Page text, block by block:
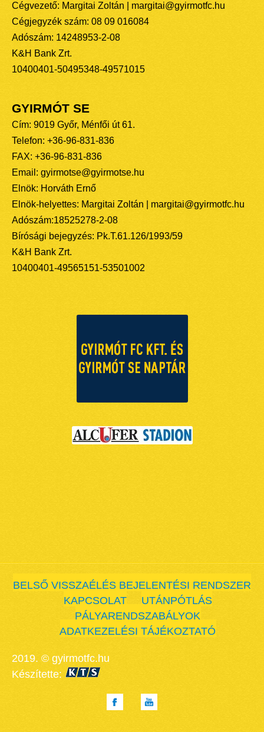
Cégvezető: Margitai Zoltán | margitai@gyirmotfc.hu
Cégjegyzék szám: 08 09 016084
Adószám: 14248953-2-08
K&H Bank Zrt.
10400401-50495348-49571015
GYIRMÓT SE
Cím: 9019 Győr, Ménfői út 61.
Telefon: +36-96-831-836
FAX: +36-96-831-836
Email: gyirmotse@gyirmotse.hu
Elnök: Horváth Ernő
Elnök-helyettes: Margitai Zoltán | margitai@gyirmotfc.hu
Adószám:18525278-2-08
Bírósági bejegyzés: Pk.T.61.126/1993/59
K&H Bank Zrt.
10400401-49565151-53501002
BELSŐ VISSZAÉLÉS BEJELENTÉSI RENDSZER
KAPCSOLAT
UTÁNPÓTLÁS
PÁLYARENDSZABÁLYOK
ADATKEZELÉSI TÁJÉKOZTATÓ
2019. © gyirmotfc.hu
Készítette: